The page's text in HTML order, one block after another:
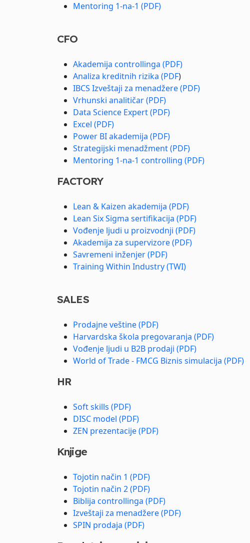
Mentoring 1-na-1 (PDF)
CFO
Akademija controllinga (PDF)
Analiza kreditnih rizika (PDF)
IBCS Izveštaji za menadžere (PDF)
Vrhunski analitičar (PDF)
Data Science Expert (PDF)
Excel (PDF)
Power BI akademija (PDF)
Strategijski menadžment (PDF)
Mentoring 1-na-1 controlling (PDF)
FACTORY
Lean & Kaizen akademija (PDF)
Lean Six Sigma sertifikacija (PDF)
Vođenje ljudi u proizvodnji (PDF)
Akademija za supervizore (PDF)
Savremeni inženjer (PDF)
Training Within Industry (TWI)
SALES
Prodajne veštine (PDF)
Harvardska škola pregovaranja (PDF)
Vođenje ljudi u B2B prodaji (PDF)
World of Trade - FMCG Biznis simulacija (PDF)
HR
Soft skills (PDF)
DISC model (PDF)
ZEN prezentacije (PDF)
Knjige
Tojotin način 1 (PDF)
Tojotin način 2 (PDF)
Biblija controllinga (PDF)
Izveštaji za menadžere (PDF)
SPIN prodaja (PDF)